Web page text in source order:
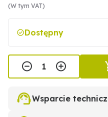
(W tym VAT)
Dostępny
Wsparcie